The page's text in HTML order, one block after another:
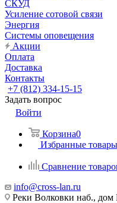
СКУД
Усиление сотовой связи
Энергия
Системы оповещения
Акции
Оплата
Доставка
Контакты
+7 (812) 334-15-15
Задать вопрос
Войти
Корзина0
Избранные товары
Сравнение
info@cross-lan.ru
Реки Волковки наб.,